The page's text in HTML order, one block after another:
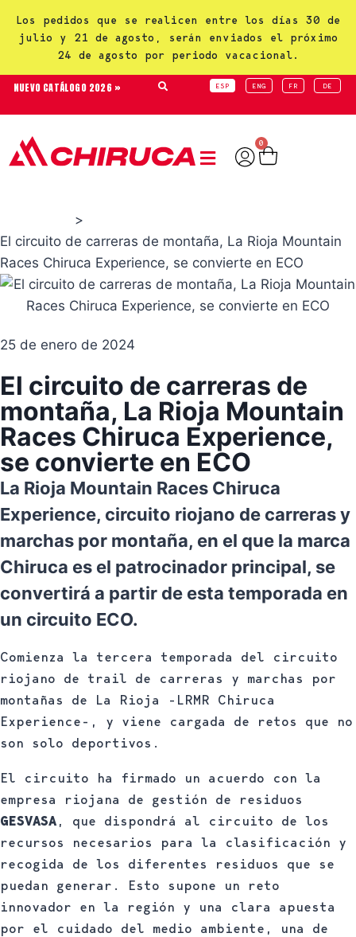
Los pedidos que se realicen entre los días 30 de
julio y 21 de agosto, serán enviados el próximo
24 de agosto por periodo vacacional.
NUEVO CATÁLOGO 2026 » ESP ENG FR DE
0
>
El circuito de carreras de montaña, La Rioja Mountain
Races Chiruca Experience, se convierte en ECO
25 de enero de 2024
El circuito de carreras de
montaña, La Rioja Mountain
Races Chiruca Experience,
se convierte en ECO
La Rioja Mountain Races Chiruca
Experience, circuito riojano de carreras y
marchas por montaña, en el que la marca
Chiruca es el patrocinador principal, se
convertirá a partir de esta temporada en
un circuito ECO.
Comienza la tercera temporada del circuito
riojano de trail de carreras y marchas por
montañas de La Rioja -LRMR Chiruca
Experience-, y viene cargada de retos que no
son solo deportivos.
El circuito ha firmado un acuerdo con la
empresa riojana de gestión de residuos
GESVASA , que dispondrá al circuito de los
recursos necesarios para la clasificación y
recogida de los diferentes residuos que se
puedan generar. Esto supone un reto
innovador en la región y una clara apuesta
por el cuidado del medio ambiente, una de